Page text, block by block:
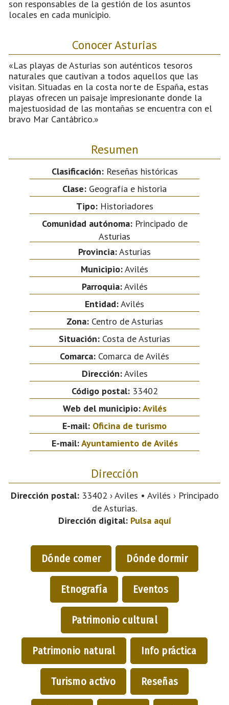
son responsables de la gestión de los asuntos
locales en cada municipio.
Conocer Asturias
«Las playas de Asturias son auténticos tesoros
naturales que cautivan a todos aquellos que las
visitan. Situadas en la costa norte de España, estas
playas ofrecen un paisaje impresionante donde la
majestuosidad de las montañas se encuentra con el
bravo Mar Cantábrico.»
Resumen
Clasificación:Reseñas históricas
Clase: Geografía e historia
Tipo:Historiadores
Comunidad autónoma:Principado de
Asturias
Provincia:Asturias
Municipio:Avilés
Parroquia:Avilés
Entidad:Avilés
Zona:Centro de Asturias
Situación: Costa de Asturias
Comarca: Comarca de Avilés
Dirección:Aviles
Código postal:33402
Web del municipio:Avilés
E-mail: Oficina de turismo
E-mail:Ayuntamiento de Avilés
Dirección
Dirección postal:33402 › Aviles • Avilés › Principado
de Asturias.
Dirección digital: Pulsa aquí
Dónde comer Dónde dormir
Etnografía Eventos
Patrimonio cultural
Patrimonio natural Info práctica
Turismo activo Reseñas